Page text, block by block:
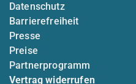
Datenschutz
Barrierefreiheit
Presse
Preise
Partnerprogramm
Vertrag widerrufen